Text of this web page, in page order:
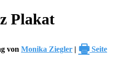
Plakat
von Monika Ziegler | 🖶 Seite